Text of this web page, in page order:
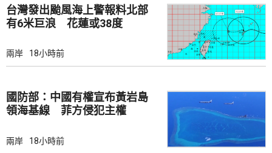
台灣發出颱風海上警報料北部
有6米巨浪 花蓮或38度
兩岸 18小時前
國防部：中國有權宣布黃岩島
領海基線 菲方侵犯主權
兩岸 18小時前